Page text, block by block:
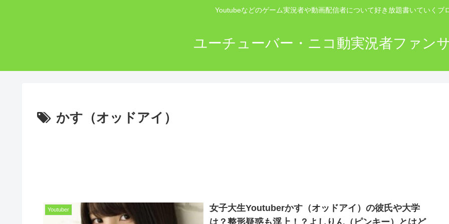
Youtubeなどのゲーム実況者や動画配信者について好き放題書いていくブ
ユーチューバー・ニコ動実況者ファン
かす（オッドアイ）
Youtuber
女子大生Youtuberかす（オッドアイ）の彼氏や大学